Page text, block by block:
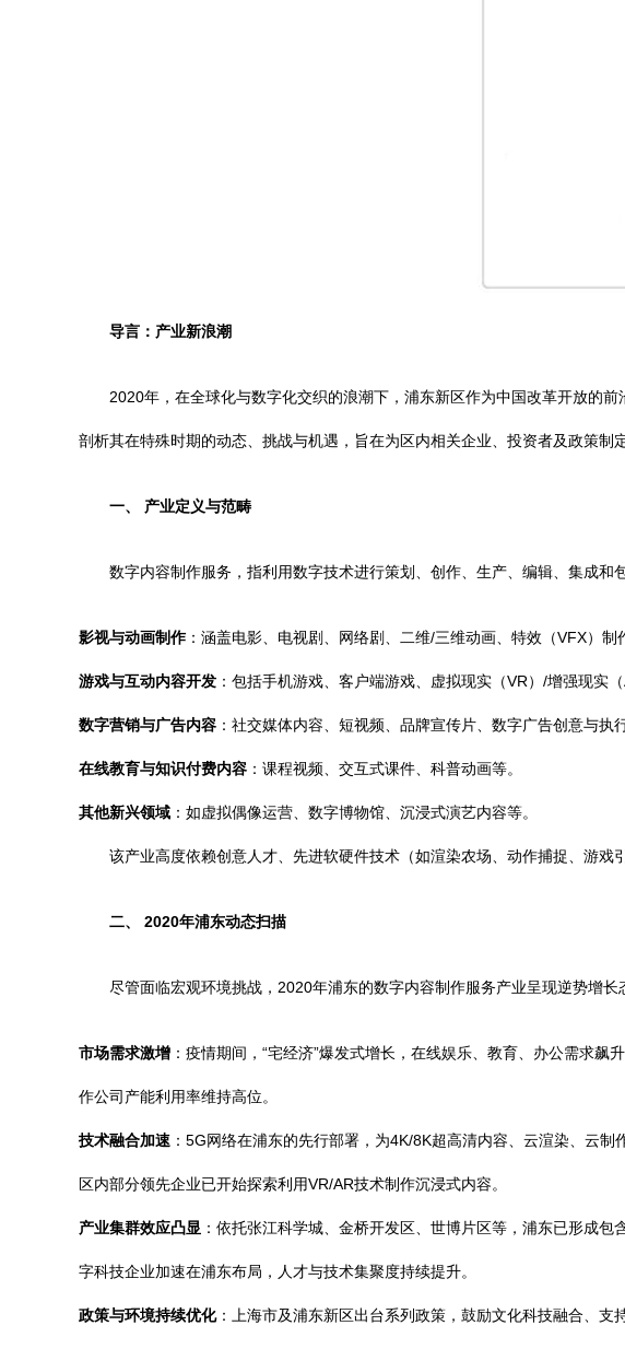
导言：产业新浪潮
2020年，在全球化与数字化交织的浪潮下，浦东新区作为中国改革开放的
剖析其在特殊时期的动态、挑战与机遇，旨在为区内相关企业、投资者及政策制
一、 产业定义与范畴
数字内容制作服务，指利用数字技术进行策划、创作、生产、编辑、集成
影视与动画制作：涵盖电影、电视剧、网络剧、二维/三维动画、特效（VFX）制
游戏与互动内容开发 ：包括手机游戏、客户端游戏、虚拟现实（VR）/增强现实（
数字营销与广告内容 ：社交媒体内容、短视频、品牌宣传片、数字广告创意与执行
在线教育与知识付费内容 ：课程视频、交互式课件、科普动画等。
其他新兴领域 ：如虚拟偶像运营、数字博物馆、沉浸式演艺内容等。
该产业高度依赖创意人才、先进软硬件技术（如渲染农场、动作捕捉、游戏
二、 2020年浦东动态扫描
尽管面临宏观环境挑战，2020年浦东的数字内容制作服务产业呈现逆势增长
市场需求激增 ：疫情期间，“宅经济”爆发式增长，在线娱乐、教育、办公需求
作公司产能利用率维持高位。
技术融合加速 ：5G网络在浦东的先行部署，为4K/8K超高清内容、云渲染、云
区内部分领先企业已开始探索利用VR/AR技术制作沉浸式内容。
产业集群效应凸显 ：依托张江科学城、金桥开发区、世博片区等，浦东已形成
字科技企业加速在浦东布局，人才与技术集聚度持续提升。
政策与环境持续优化：上海市及浦东新区出台系列政策，鼓励文化科技融合、支